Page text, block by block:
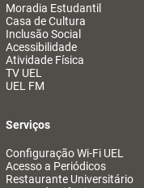
Moradia Estudantil
Casa de Cultura
Inclusão Social
Acessibilidade
Atividade Física
TV UEL
UEL FM
Serviços
Configuração Wi-Fi UEL
Acesso a Periódicos
Restaurante Universitário